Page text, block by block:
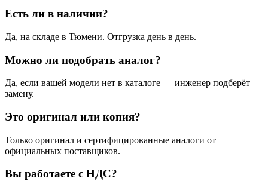
Есть ли в наличии?
Да, на складе в Тюмени. Отгрузка день в день.
Можно ли подобрать аналог?
Да, если вашей модели нет в каталоге — инженер подберёт
замену.
Это оригинал или копия?
Только оригинал и сертифицированные аналоги от
официальных поставщиков.
Вы работаете с НДС?